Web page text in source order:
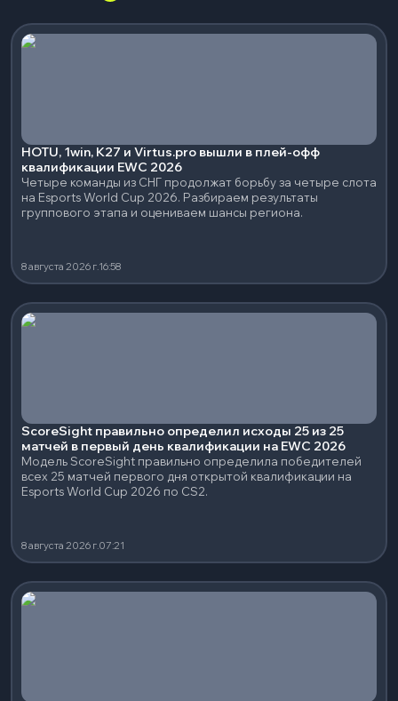
HOTU, 1win, K27 и Virtus.pro вышли в плей-офф
квалификации EWC 2026
Четыре команды из СНГ продолжат борьбу за четыре слота
на Esports World Cup 2026. Разбираем результаты
группового этапа и оцениваем шансы региона.
8 августа 2026 г.16:58
ScoreSight правильно определил исходы 25 из 25
матчей в первый день квалификации на EWC 2026
Модель ScoreSight правильно определила победителей
всех 25 матчей первого дня открытой квалификации на
Esports World Cup 2026 по CS2.
8 августа 2026 г.07:21